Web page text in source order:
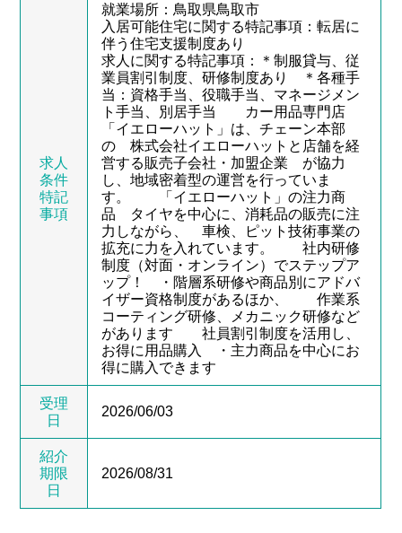
求人
条件
特記
事項
就業場所：鳥取県鳥取市
入居可能住宅に関する特記事項：転居に
伴う住宅支援制度あり
求人に関する特記事項：＊制服貸与、従
業員割引制度、研修制度あり ＊各種手
当：資格手当、役職手当、マネージメン
ト手当、別居手当 カー用品専門店
「イエローハット」は、チェーン本部
の 株式会社イエローハットと店舗を経
営する販売子会社・加盟企業 が協力
し、地域密着型の運営を行っていま
す。 「イエローハット」の注力商
品 タイヤを中心に、消耗品の販売に注
力しながら、 車検、ピット技術事業の
拡充に力を入れています。 社内研修
制度（対面・オンライン）でステップア
ップ！ ・階層系研修や商品別にアドバ
イザー資格制度があるほか、 作業系
コーティング研修、メカニック研修など
があります 社員割引制度を活用し、
お得に用品購入 ・主力商品を中心にお
得に購入できます
受理
日
2026/06/03
紹介
期限
日
2026/08/31